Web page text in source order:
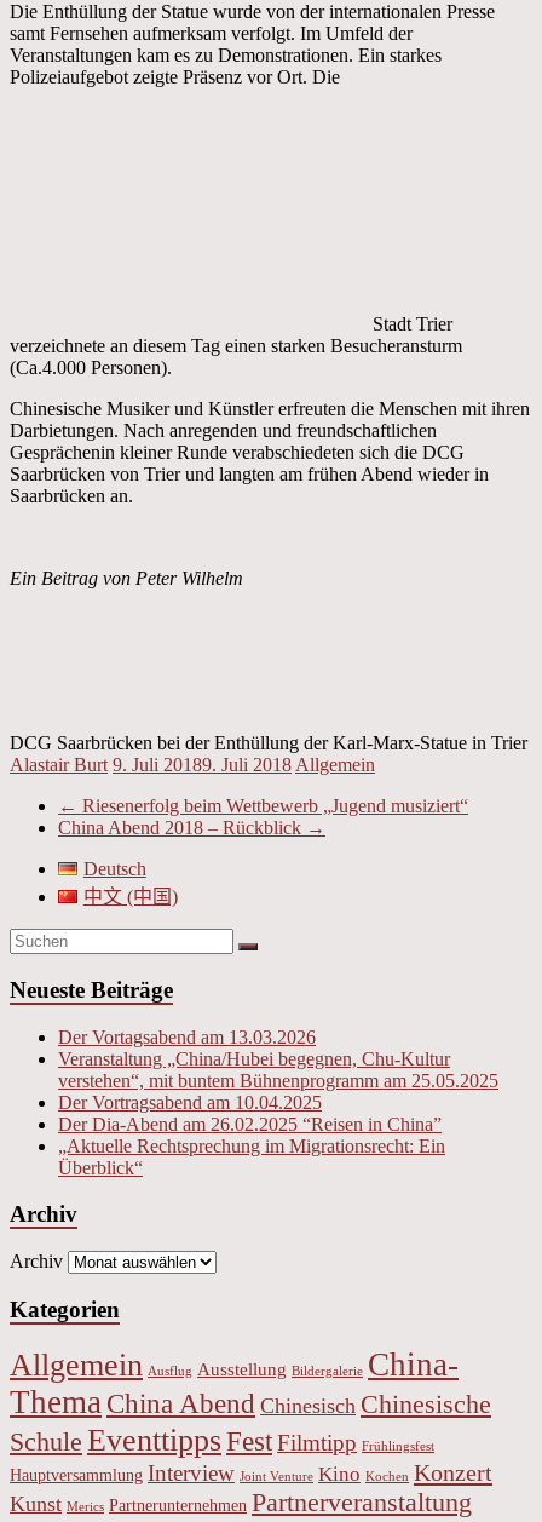
Die Enthüllung der Statue wurde von der internationalen Presse
samt Fernsehen aufmerksam verfolgt. Im Umfeld der
Veranstaltungen kam es zu Demonstrationen. Ein starkes
Polizeiaufgebot zeigte Präsenz vor Ort. Die
Stadt Trier
verzeichnete an diesem Tag einen starken Besucheransturm
(Ca.4.000 Personen).
Chinesische Musiker und Künstler erfreuten die Menschen mit ihren
Darbietungen. Nach anregenden und freundschaftlichen
Gesprächenin kleiner Runde verabschiedeten sich die DCG
Saarbrücken von Trier und langten am frühen Abend wieder in
Saarbrücken an.
Ein Beitrag von Peter Wilhelm
DCG Saarbrücken bei der Enthüllung der Karl-Marx-Statue in Trier
Alastair Burt 9. Juli 20189. Juli 2018 Allgemein
← Riesenerfolg beim Wettbewerb „Jugend musiziert“
China Abend 2018 – Rückblick →
Deutsch
中文 (中国)
Neueste Beiträge
Der Vortagsabend am 13.03.2026
Veranstaltung „China/Hubei begegnen, Chu-Kultur
verstehen“, mit buntem Bühnenprogramm am 25.05.2025
Der Vortragsabend am 10.04.2025
Der Dia-Abend am 26.02.2025 “Reisen in China”
„Aktuelle Rechtsprechung im Migrationsrecht: Ein
Überblick“
Archiv
Archiv
Kategorien
Allgemein Ausflug Ausstellung Bildergalerie China-
Thema China Abend Chinesisch Chinesische
Schule EventtippsFestFilmtipp Frühlingsfest
Hauptversammlung Interview Joint Venture Kino Kochen Konzert
Kunst Merics Partnerunternehmen Partnerveranstaltung